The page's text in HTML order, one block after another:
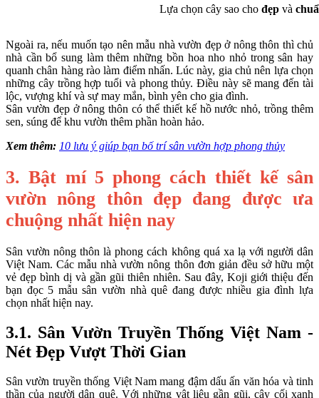
Lựa chọn cây sao cho đẹp và
Ngoài ra, nếu muốn tạo nên mẫu nhà vườn đẹp ở nông thôn thì chủ
nhà cần bổ sung làm thêm những bồn hoa nho nhỏ trong sân hay
quanh chân hàng rào làm điểm nhấn. Lúc này, gia chủ nên lựa chọn
những cây trồng hợp tuổi và phong thủy. Điều này sẽ mang đến tài
lộc, vượng khí và sự may mắn, bình yên cho gia đình.
Sân vườn đẹp ở nông thôn có thể thiết kế hồ nước nhỏ, trồng thêm
sen, súng để khu vườn thêm phần hoàn hảo.
Xem thêm: 10 lưu ý giúp bạn bố trí sân vườn hợp phong thủy
3. Bật mí 5 phong cách thiết kế sân
vườn nông thôn đẹp đang được ưa
chuộng nhất hiện nay
Sân vườn nông thôn là phong cách không quá xa lạ với người dân
Việt Nam. Các mẫu nhà vườn nông thôn đơn giản đều sở hữu một
vẻ đẹp bình dị và gần gũi thiên nhiên. Sau đây, Koji giới thiệu đến
bạn đọc 5 mẫu sân vườn nhà quê đang được nhiều gia đình lựa
chọn nhất hiện nay.
3.1. Sân Vườn Truyền Thống Việt Nam -
Nét Đẹp Vượt Thời Gian
Sân vườn truyền thống Việt Nam mang đậm dấu ấn văn hóa và tinh
thần của người dân quê. Với những vật liệu gần gũi, cây cối xanh